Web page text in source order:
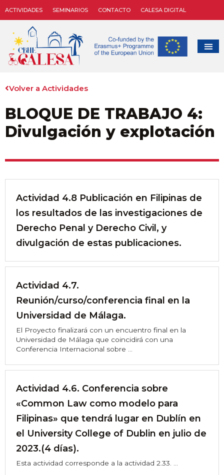
ACTIVIDADES SEMINARIOS CONTACTO CALESA DIGITAL
Volver a Actividades
BLOQUE DE TRABAJO 4:
Divulgación y explotación
Actividad 4.8 Publicación en Filipinas de
los resultados de las investigaciones de
Derecho Penal y Derecho Civil, y
divulgación de estas publicaciones.
Actividad 4.7.
Reunión/curso/conferencia final en la
Universidad de Málaga.
El Proyecto finalizará con un encuentro final en la
Universidad de Málaga que coincidirá con una
Conferencia Internacional sobre ...
Actividad 4.6. Conferencia sobre
«Common Law como modelo para
Filipinas» que tendrá lugar en Dublín en
el University College of Dublin en julio de
2023.(4 días).
Esta actividad corresponde a la actividad 2.33. ...